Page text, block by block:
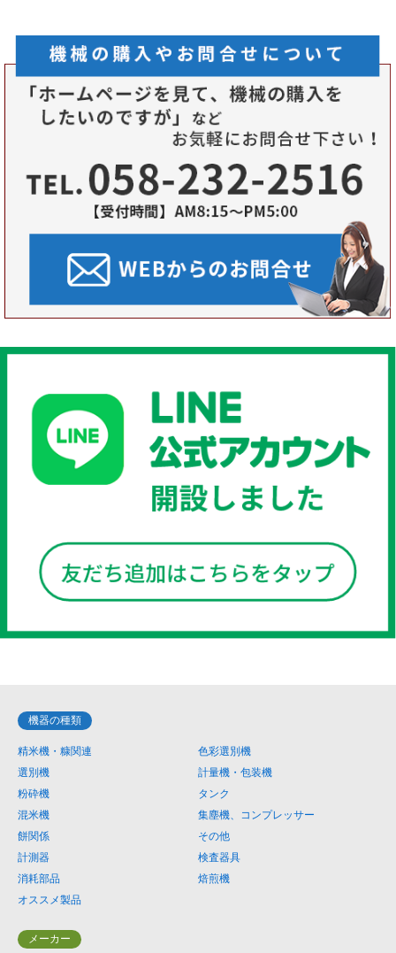
機器の種類
精米機・糠関連
色彩選別機
選別機
計量機・包装機
粉砕機
タンク
混米機
集塵機、コンプレッサー
餅関係
その他
計測器
検査器具
消耗部品
焙煎機
オススメ製品
メーカー